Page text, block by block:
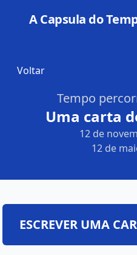
A Capsula do
Voltar
Tempo
Uma carta
12 de
12 de
ESCREVER UMA